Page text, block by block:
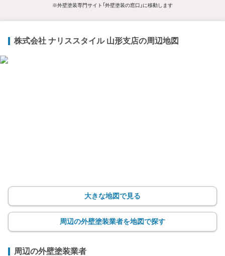
※外壁塗装専門サイト「外壁塗装の窓口」に移動します
株式会社 ナリススタイル 山形支店の周辺地図
大きな地図で見る
周辺の外壁塗装業者を地図で探す
周辺の外壁塗装業者